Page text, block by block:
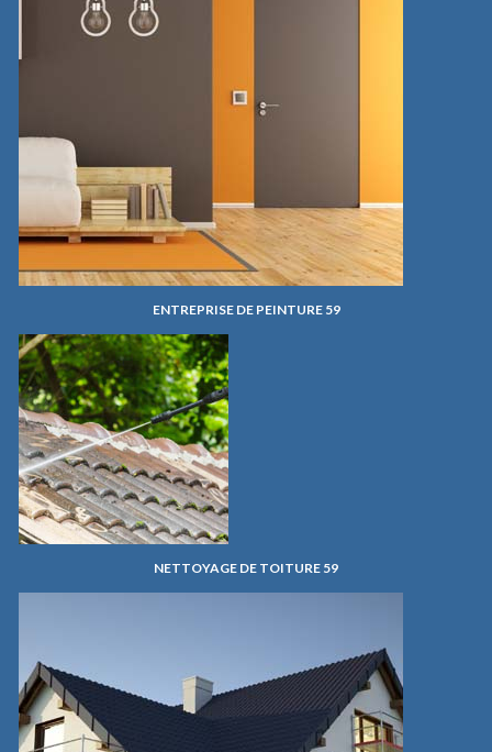
ENTREPRISE DE PEINTURE 59
NETTOYAGE DE TOITURE 59